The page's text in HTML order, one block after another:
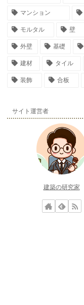
マンション
モルタル 壁
外壁 基礎
建材 タイル
装飾 合板
サイト運営者
建築の研究家